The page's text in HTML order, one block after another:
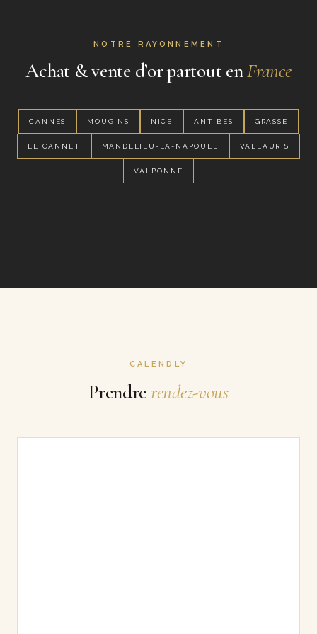
NOTRE RAYONNEMENT
Achat & vente d’or partout enFrance
CANNES MOUGINS NICE ANTIBES GRASSE
LE CANNET MANDELIEU-LA-NAPOULE VALLAURIS
VALBONNE
CALENDLY
Prendrerendez-vous